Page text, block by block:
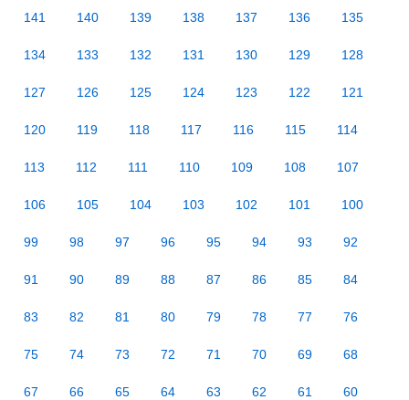
141 140 139 138 137 136 135
134 133 132 131 130 129 128
127 126 125 124 123 122 121
120 119 118 117 116 115 114
113 112 111 110 109 108 107
106 105 104 103 102 101 100
99 98 97 96 95 94 93 92
91 90 89 88 87 86 85 84
83 82 81 80 79 78 77 76
75 74 73 72 71 70 69 68
67 66 65 64 63 62 61 60